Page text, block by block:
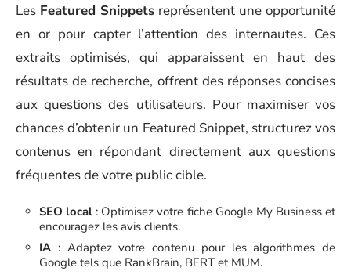
Les Featured Snippets représentent une opportunité
en or pour capter l’attention des internautes. Ces
extraits optimisés, qui apparaissent en haut des
résultats de recherche, offrent des réponses concises
aux questions des utilisateurs. Pour maximiser vos
chances d’obtenir un Featured Snippet, structurez vos
contenus en répondant directement aux questions
fréquentes de votre public cible.
SEO local : Optimisez votre fiche Google My Business et
encouragez les avis clients.
IA : Adaptez votre contenu pour les algorithmes de
Google tels que RankBrain, BERT et MUM.